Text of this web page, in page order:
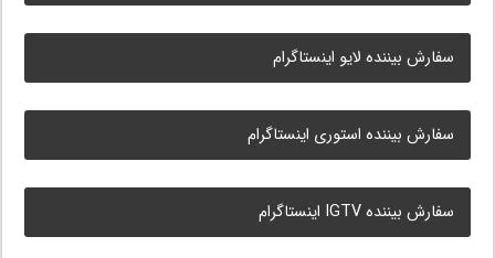
سفارش بیننده لایو اینستاگرام
سفارش بیننده استوری اینستاگرام
سفارش بیننده IGTV اینستاگرام